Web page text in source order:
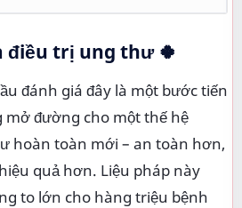
điều trị ung thư 🍀
đánh giá đây là một bước tiến
mở đường cho một thế hệ
hoàn toàn mới – an toàn hơn,
quả hơn. Liệu pháp này
to lớn cho hàng triệu bệnh